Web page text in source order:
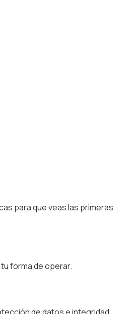
para que veas las primeras
forma de operar.